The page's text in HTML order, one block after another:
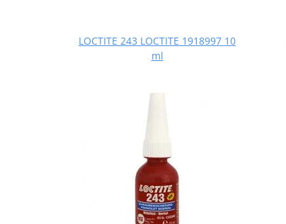
LOCTITE 243 LOCTITE 1918997 10
ml